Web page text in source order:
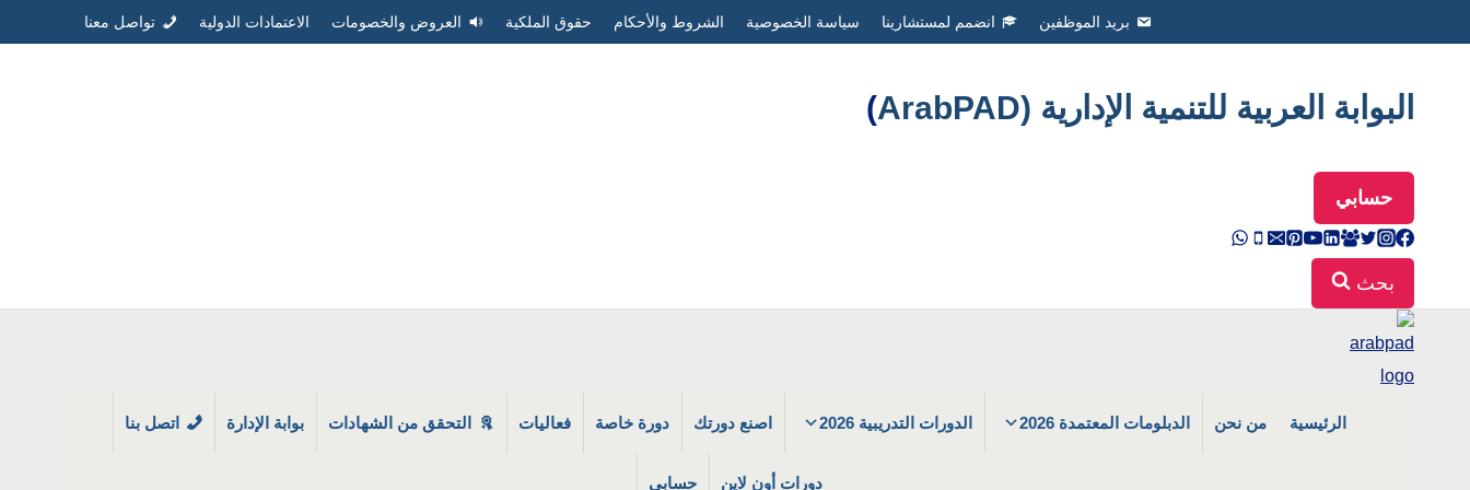
to
بريد الموظفين انضمم لمستشارينا سياسة الخصوصية الشروط والأحكام حقوق الملكية العروض والخصومات الاعتمادات الدولية تواصل معنا
البوابة العربية للتنمية الإدارية (ArabPAD )
حسابي
بحث
الرئيسية من نحن الدبلومات المعتمدة 2026 الدورات التدريبية 2026 اصنع دورتك دورة خاصة فعاليات التحقق من الشهادات بوابة الإدارة اتصل بنا
دورات أون لاين حسابي